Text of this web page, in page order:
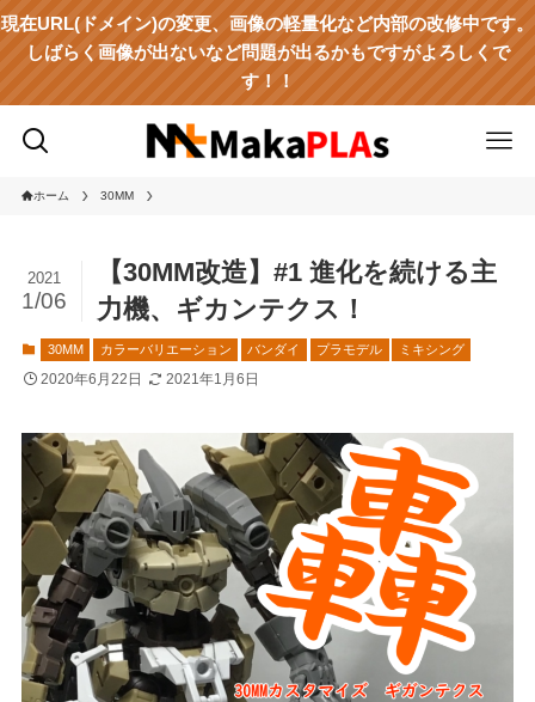
現在URL(ドメイン)の変更、画像の軽量化など内部の改修中です。
しばらく画像が出ないなど問題が出るかもですがよろしくで
す！！
ホーム 30MM
【30MM改造】#1 進化を続ける主
力機、ギカンテクス！
2021
1/06
30MM カラーバリエーション バンダイ プラモデル ミキシング
2020年6月22日 2021年1月6日